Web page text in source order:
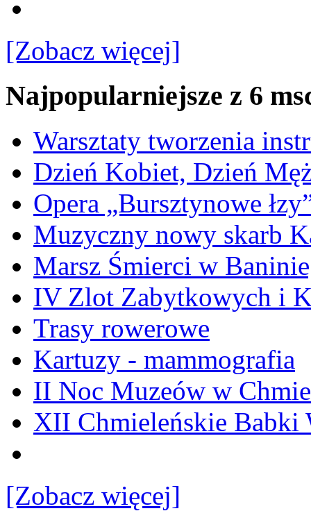
[Zobacz więcej]
Najpopularniejsze z 6
Warsztaty tworzenia
Dzień Kobiet, Dzień
Opera „Bursztynowe
Muzyczny nowy skarb
Marsz Śmierci w
IV Zlot Zabytkowych i
Trasy rowerowe
Kartuzy - mammografia
II Noc Muzeów w
XII Chmieleńskie Babki
[Zobacz więcej]